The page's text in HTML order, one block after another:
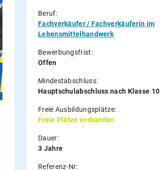
Beruf:
Fachverkäufer / Fachverkäuferin im
Lebensmittelhandwerk
Bewerbungsfrist:
Offen
Mindestabschluss:
Hauptschulabschluss nach Klasse 10
Freie Ausbildungsplätze:
Freie Plätze vorhanden
Dauer:
3 Jahre
Referenz-Nr: